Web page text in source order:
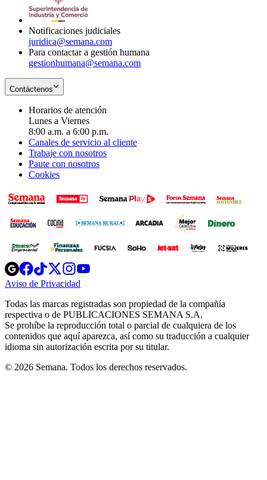
Notificaciones judiciales
juridica@semana.com
Para contactar a gestión humana
gestionhumana@semana.com
Contáctenos
Horarios de atención
Lunes a Viernes
8:00 a.m. a 6:00 p.m.
Canales de servicio al cliente
Trabaje con nosotros
Paute con nosotros
Cookies
Opens
in
new
Opens
in
new
Opens
in
new
window
Opens
new
windowwindow
Aviso de Privacidad
new
window
Todas las marcas registradas son propiedad de la compañía
respectiva o de PUBLICACIONES SEMANA S.A.
Se prohíbe la reproducción total o parcial de cualquiera de los
contenidos que aquí aparezca, así como su traducción a cualquier
idioma sin autorización escrita por su titular.
© 2026 Semana. Todos los derechos reservados.